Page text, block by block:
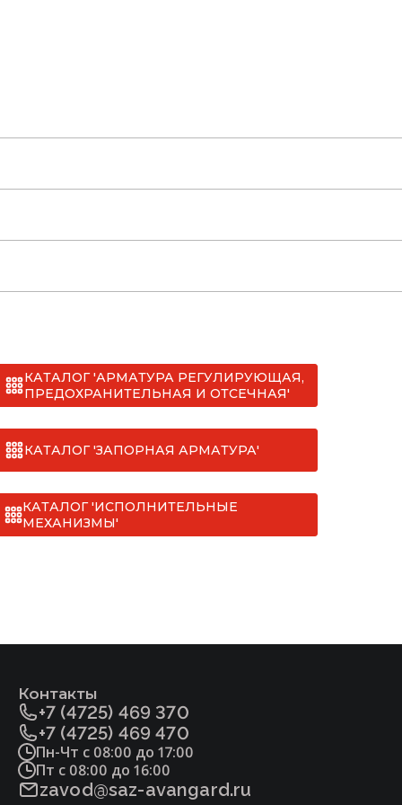
КАТАЛОГ 'АРМАТУРА РЕГУЛИРУЮЩАЯ,
ПРЕДОХРАНИТЕЛЬНАЯ И ОТСЕЧНАЯ'
КАТАЛОГ 'ЗАПОРНАЯ АРМАТУРА'
КАТАЛОГ 'ИСПОЛНИТЕЛЬНЫЕ
МЕХАНИЗМЫ'
Контакты
+7 (4725) 469 370
+7 (4725) 469 470
Пн-Чт с 08:00 до 17:00
Пт с 08:00 до 16:00
zavod@saz-avangard.ru